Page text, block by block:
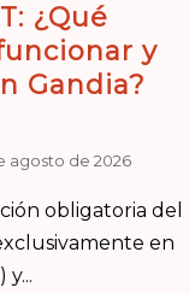
¿Qué
y
Gandia?
agosto de 2026
obligatoria del
en